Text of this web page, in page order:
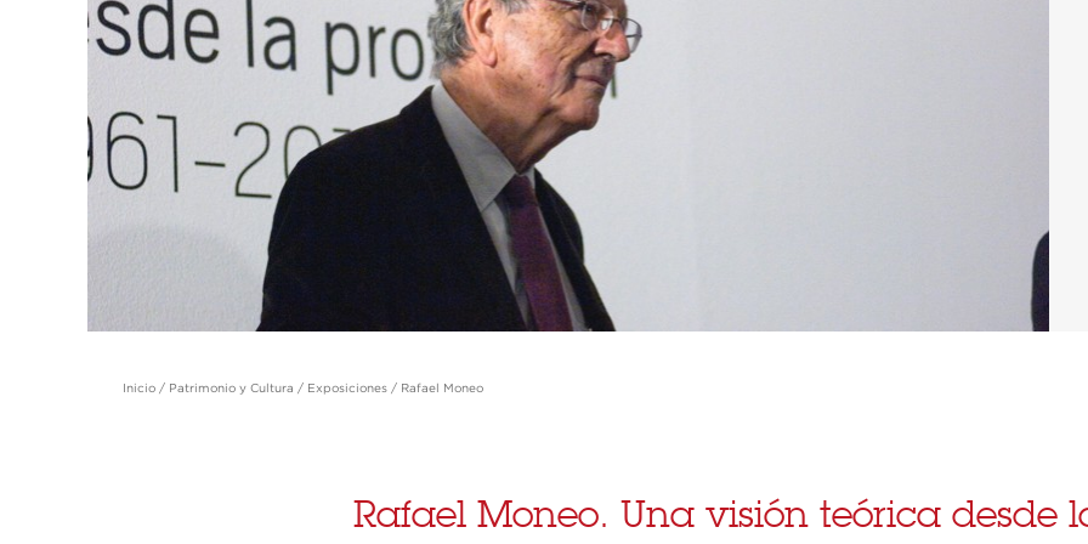
Inicio / Patrimonio y Cultura / Exposiciones / Rafael Moneo
Rafael Moneo. Una visión teórica desde